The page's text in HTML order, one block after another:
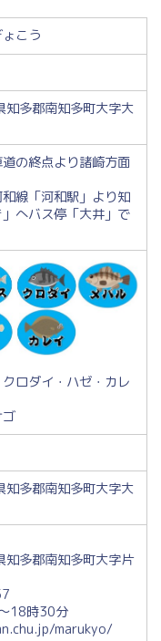
こう
多郡南知多町大字大
の終点より諸崎方面
線「河和駅」より知
へバス停「大井」で
ロダイ・ハゼ・カレ
多郡南知多町大字大
多郡南知多町大字片
18時30分
marukyo/